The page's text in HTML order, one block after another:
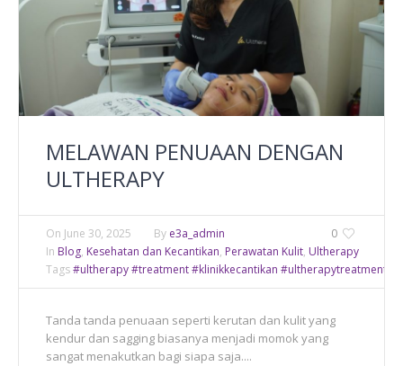
MELAWAN PENUAAN DENGAN
ULTHERAPY
0
On June 30, 2025 By e3a_admin
In Blog, Kesehatan dan Kecantikan, Perawatan Kulit, Ultherapy
Tags#ultherapy #treatment #klinikkecantikan #ultherapytreatment
Tanda tanda penuaan seperti kerutan dan kulit yang
kendur dan sagging biasanya menjadi momok yang
sangat menakutkan bagi siapa saja....